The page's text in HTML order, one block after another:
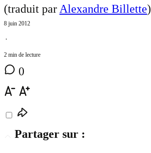
(traduit parAlexandre Billette)
8 juin 2012
⋅
2 min de lecture
0
Partager sur :